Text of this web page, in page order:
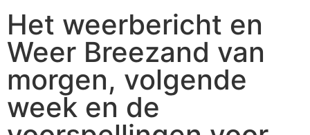
Het weerbericht en
Weer Breezand van
morgen, volgende
week en de